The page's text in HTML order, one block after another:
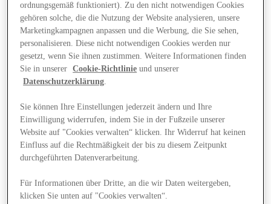
Angebote
ordnungsgemäß funktioniert). Zu den nicht notwendigen Cookies
gehören solche, die die Nutzung der Website analysieren, unsere
Marketingkampagnen anpassen und die Werbung, die Sie sehen,
personalisieren. Diese nicht notwendigen Cookies werden nur
gesetzt, wenn Sie ihnen zustimmen. Weitere Informationen finden
Sie in unserer
Cookie-Richtlinie und unserer
Datenschutzerklärung.
Sie können Ihre Einstellungen jederzeit ändern und Ihre
Einwilligung widerrufen, indem Sie in der Fußzeile unserer
Website auf "Cookies verwalten“ klicken. Ihr Widerruf hat keinen
Einfluss auf die Rechtmäßigkeit der bis zu diesem Zeitpunkt
durchgeführten Datenverarbeitung.
Für Informationen über Dritte, an die wir Daten weitergeben,
klicken Sie unten auf "Cookies verwalten“.